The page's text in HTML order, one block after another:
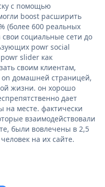
с помощью
boost расширить
(более 600 реальных
социальные сети до
powr social
slider как
своим клиентам,
on домашней страницей,
жизни. он хорошо
дает
на месте. фактически
взаимодействовали
были вовлечены в 2,5
на их сайте.